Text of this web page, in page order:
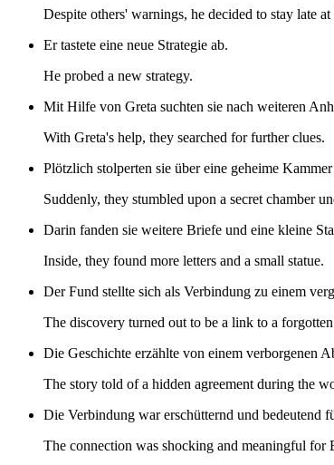
Despite others' warnings, he decided to stay late at
Er tastete eine neue Strategie ab.
He probed a new strategy.
Mit Hilfe von Greta suchten sie nach weiteren
With Greta's help, they searched for further clues.
Plötzlich stolperten sie über eine geheime
Suddenly, they stumbled upon a secret chamber
Darin fanden sie weitere Briefe und eine kleine
Inside, they found more letters and a small statue.
Der Fund stellte sich als Verbindung zu einem
The discovery turned out to be a link to a
Die Geschichte erzählte von einem verborgenen
The story told of a hidden agreement during the
Die Verbindung war erschütternd und bedeutend
The connection was shocking and meaningful for